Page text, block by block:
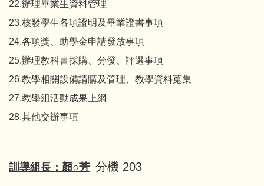
22.辦理畢業生資料管理
23.核發學生各項證明及畢業證書事項
24.各項獎、助學金申請發放事項
25.辦理教科書採購、分發、評選事項
26.教學相關設備請購及管理、教學資料蒐集
27.教學組活動成果上網
28.其他交辦事項
訓導組長：顏○芳 分機 203